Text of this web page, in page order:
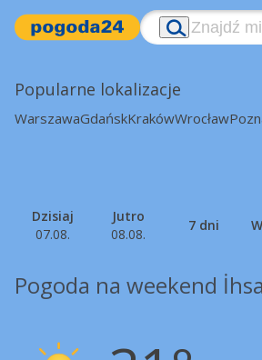
Popularne lokalizacje
WarszawaGdańskKrakówWrocław
Dzisiaj
07.08.
Jutro
08.08.
7 dni
Pogoda na weekend